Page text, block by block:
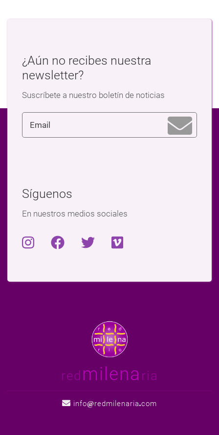
¿Aún no recibes nuestra
newsletter?
Suscríbete a nuestro boletín de noticias
Síguenos
En nuestros medios sociales
red milena ria
info redmilenaria com